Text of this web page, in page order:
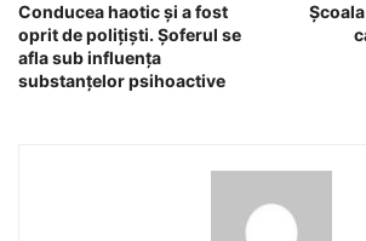
Conducea haotic și a fost
oprit de polițiști. Șoferul se
afla sub influența
substanțelor psihoactive